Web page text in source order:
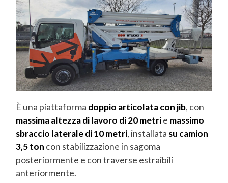
È una piattaforma doppio articolata con jib, con
massima altezza di lavoro di 20 metrie massimo
sbraccio laterale di 10 metri, installata su camion
3,5 ton con stabilizzazione in sagoma
posteriormente e con traverse estraibili
anteriormente.
Piattaforma aerea autocarrata MX250
GRUPPI ELETTROGENI
MOTOCOMPRESSORI
ALTRI PRODOTTI